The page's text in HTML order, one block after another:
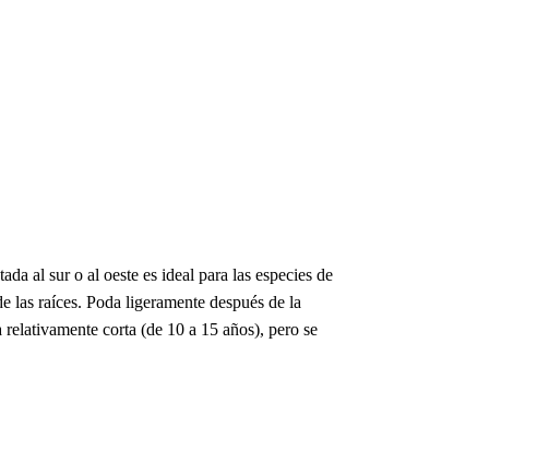
al sur o al oeste es ideal para las especies de
raíces. Poda ligeramente después de la
corta (de 10 a 15 años), pero se